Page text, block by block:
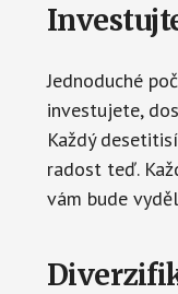
Jednoduché
investujete,
Každý
radost teď.
vám bude